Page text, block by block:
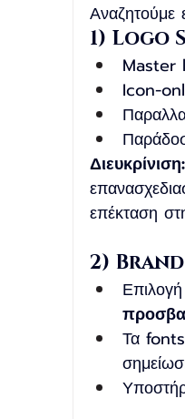
Αναζητούμε
1) Logo
Master
Icon-
Διευκρίνιση:
επέκταση
2)
Επιλογή
Τα